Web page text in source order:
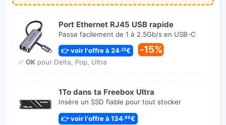
Port Ethernet RJ45 USB rapide
Passe facilement de 1 à 2.5Gb/s en USB-C
👉 voir l'offre à 24 ,22€ -15%
✅ OKpour Delta, Pop, Ultra
1To dans ta Freebox Ultra
Insère un SSD fiable pour tout stocker
👉 voir l'offre à 134 ,99€